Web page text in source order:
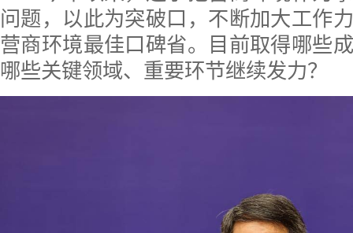
问题，以此为突破口，不断加大工作
营商环境最佳口碑省。目前取得哪些
哪些关键领域、重要环节继续发力？